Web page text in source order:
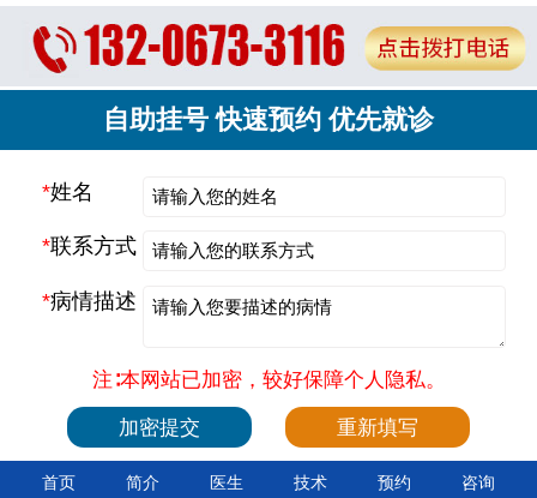
自助挂号 快速预约 优先就诊
*姓名
*联系方式
*病情描述
注∶本网站已加密，较好保障个人隐私。
首页 简介 医生 技术 预约 咨询